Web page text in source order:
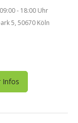
- 18:00 Uhr
5, 50670 Köln
Infos